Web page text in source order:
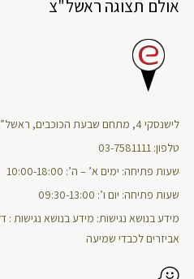
אולם תצוגה ראשל"צ
לישנסקי 4, מתחם שבעת הכוכבים, ראשל”צ (אזה”ת מערב)
טלפון: 03-7581111
שעות פתיחה: ימים א’ – ה’: 10:00-18:00
שעות פתיחה: יום ו’: 09:30-13:00
מידע בנושא נגישות: מידע בנושא נגישות :
אביזרים לכבדי שמיעה